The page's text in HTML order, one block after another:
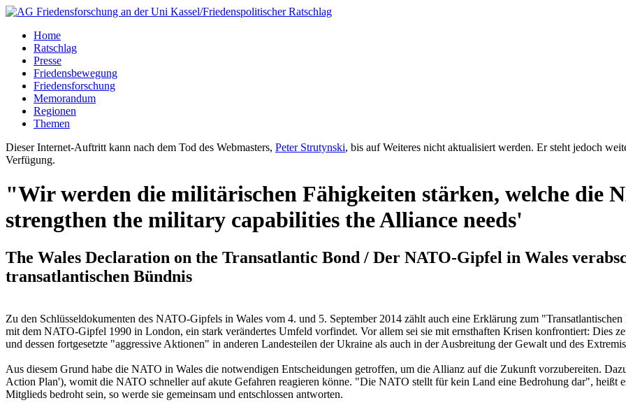
Home
Ratschlag
Presse
Friedensbewegung
Friedensforschung
Memorandum
Regionen
Themen
Dieser Internet-Auftritt kann nach dem Tod des Webmasters, Peter Strutynski, bis auf Weiteres nicht aktualisiert werden. Er steht jedoch
Verfügung.
"Wir werden die militärischen Fähigkeiten stärken, welche die
strengthen the military capabilities the Alliance needs'
The Wales Declaration on the Transatlantic Bond / Der NATO-Gipfel in Wales
transatlantischen Bündnis
Zu den Schlüsseldokumenten des NATO-Gipfels in Wales vom 4. und 5. September 2014 zählt auch eine Erklärung zum
mit dem NATO-Gipfel 1990 in London, ein stark verändertes Umfeld vorfindet. Vor allem sei sie mit ernsthaften Krisen konfrontiert: Dies
und dessen fortgesetzte "aggressive Aktionen" in anderen Landesteilen der Ukraine als auch in der Ausbreitung der Gewalt und des
Aus diesem Grund habe die NATO in Wales die notwendigen Entscheidungen getroffen, um die Allianz auf die Zukunft vorzubereiten.
Action Plan'), womit die NATO schneller auf akute Gefahren reagieren könne. "Die NATO stellt für kein Land eine Bedrohung dar", heißt
Mitglieds bedroht sein, so werde sie gemeinsam und entschlossen antworten.